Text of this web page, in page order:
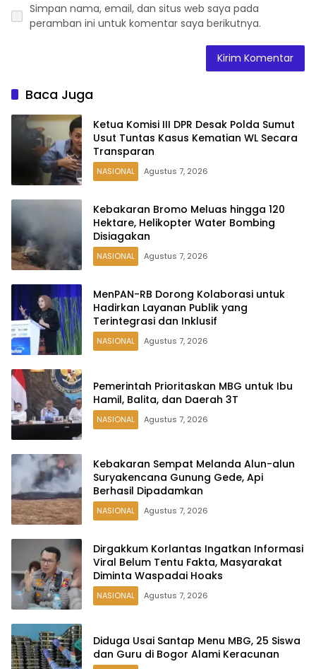
Simpan nama, email, dan situs web saya pada
peramban ini untuk komentar saya berikutnya.
Baca Juga
Ketua Komisi III DPR Desak Polda Sumut
Usut Tuntas Kasus Kematian WL Secara
Transparan
NASIONAL Agustus 7, 2026
Kebakaran Bromo Meluas hingga 120
Hektare, Helikopter Water Bombing
Disiagakan
NASIONAL Agustus 7, 2026
MenPAN-RB Dorong Kolaborasi untuk
Hadirkan Layanan Publik yang
Terintegrasi dan Inklusif
NASIONAL Agustus 7, 2026
Pemerintah Prioritaskan MBG untuk Ibu
Hamil, Balita, dan Daerah 3T
NASIONAL Agustus 7, 2026
Kebakaran Sempat Melanda Alun-alun
Suryakencana Gunung Gede, Api
Berhasil Dipadamkan
NASIONAL Agustus 7, 2026
Dirgakkum Korlantas Ingatkan Informasi
Viral Belum Tentu Fakta, Masyarakat
Diminta Waspadai Hoaks
NASIONAL Agustus 7, 2026
Diduga Usai Santap Menu MBG, 25 Siswa
dan Guru di Bogor Alami Keracunan